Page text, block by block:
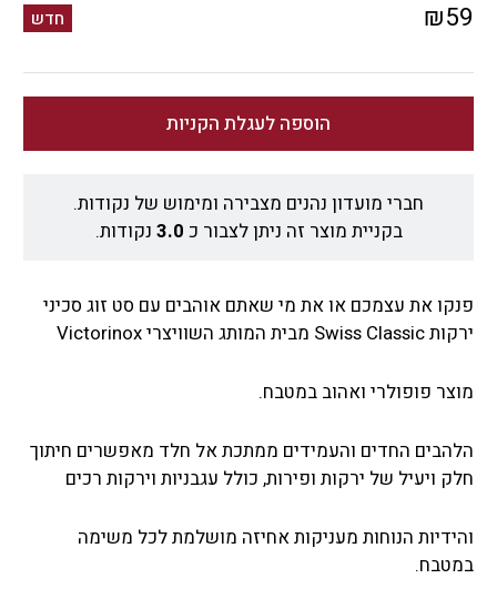
₪59 חדש
הוספה לעגלת הקניות
חברי מועדון נהנים מצבירה ומימוש של נקודות.
בקניית מוצר זה ניתן לצבור כ 3.0 נקודות.
פנקו את עצמכם או את מי שאתם אוהבים עם סט זוג סכיני
ירקות Swiss Classic מבית המותג השוויצרי Victorinox
מוצר פופולרי ואהוב במטבח.
הלהבים החדים והעמידים ממתכת אל חלד מאפשרים חיתוך
חלק ויעיל של ירקות ופירות, כולל עגבניות וירקות רכים
והידיות הנוחות מעניקות אחיזה מושלמת לכל משימה
במטבח.